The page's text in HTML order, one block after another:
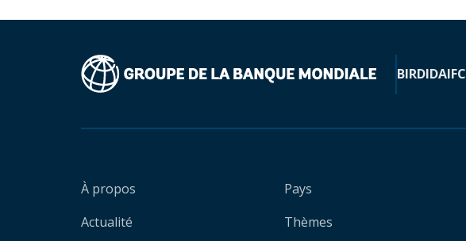
BIRDIDAIFC
À propos
Actualité
Pays
Thèmes